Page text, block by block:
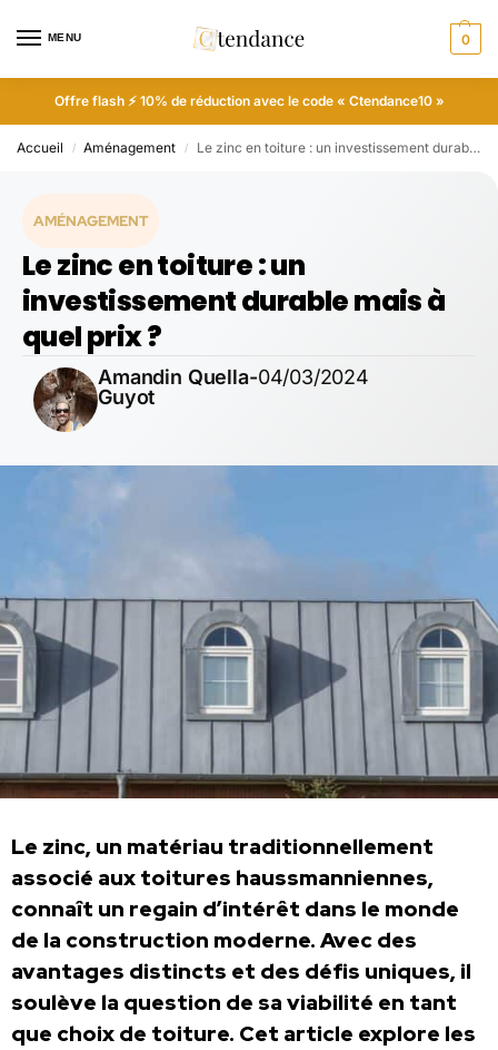
MENU 0
Offre flash ⚡ 10% de réduction avec le code « Ctendance10 »
Accueil / Aménagement / Le zinc en toiture : un investissement durable mais à quel prix ?
AMÉNAGEMENT
Le zinc en toiture : un
investissement durable mais à
quel prix ?
Amandin Quella-
Guyot
04/03/2024
Le zinc, un matériau traditionnellement
associé aux toitures haussmanniennes,
connaît un regain d’intérêt dans le monde
de la construction moderne. Avec des
avantages distincts et des défis uniques, il
soulève la question de sa viabilité en tant
que choix de toiture. Cet article explore les